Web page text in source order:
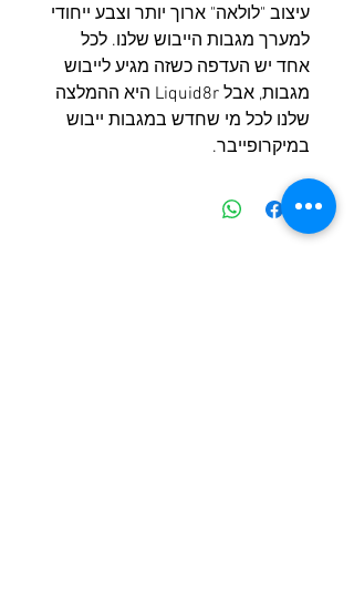
עיצוב "לולאה" ארוך יותר וצבע ייחודי
למערך מגבות הייבוש שלנו. לכל
אחד יש העדפה כשזה מגיע לייבוש
מגבות, אבל Liquid8r היא ההמלצה
שלנו לכל מי שחדש במגבות ייבוש
במיקרופייבר.